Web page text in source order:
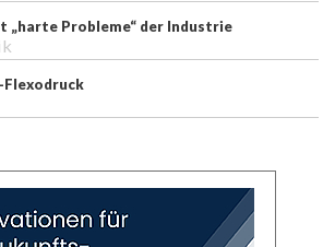
„harte Probleme“ der Industrie
Flexodruck